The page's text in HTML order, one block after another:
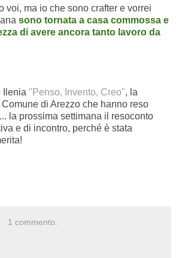
voi, ma io che sono crafter e vorrei
sono tornata a casa commossa e
di avere ancora tanto lavoro da
Ilenia "Penso, Invento, Creo", la
di Arezzo che hanno reso
la prossima settimana il resoconto
e di incontro, perché è stata
1 commento: